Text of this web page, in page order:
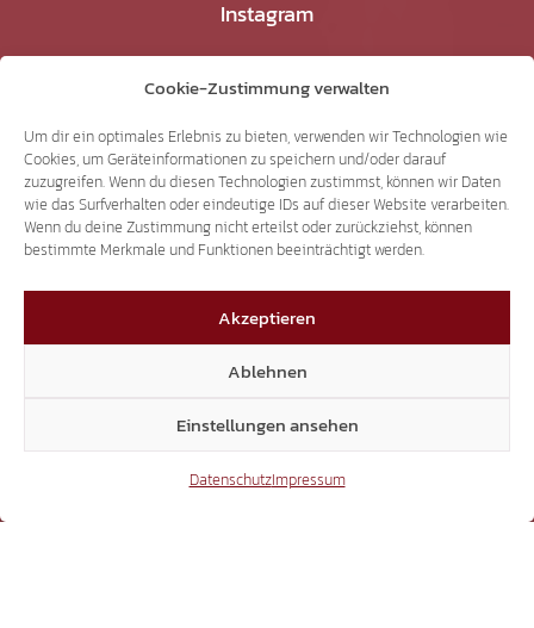
Cookie-Zustimmung verwalten
Um dir ein optimales Erlebnis zu bieten, verwenden wir Technologien wie
Cookies, um Geräteinformationen zu speichern und/oder darauf
zuzugreifen. Wenn du diesen Technologien zustimmst, können wir Daten
wie das Surfverhalten oder eindeutige IDs auf dieser Website verarbeiten.
Wenn du deine Zustimmung nicht erteilst oder zurückziehst, können
bestimmte Merkmale und Funktionen beeinträchtigt werden.
Akzeptieren
Ablehnen
Einstellungen ansehen
DatenschutzImpressum
Instagram
24.232
TikTok
41.370